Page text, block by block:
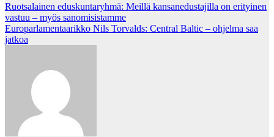
Post
navigation
Ruotsalainen eduskuntaryhmä: Meillä kansanedustajilla on erityinen
vastuu – myös sanomisistamme
Europarlamentaarikko Nils Torvalds: Central Baltic – ohjelma saa
jatkoa